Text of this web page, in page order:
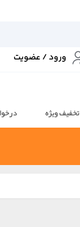
ورود / عضویت
تخفیف ویژه